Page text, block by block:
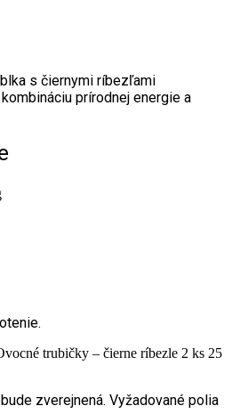
s čiernymi ríbezľami
prírodnej energie a
trubičky – čierne ríbezle 2 ks 25
zverejnená. Vyžadované polia